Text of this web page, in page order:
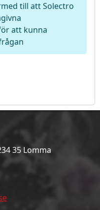
till att Solectro
att kunna
35 Lomma